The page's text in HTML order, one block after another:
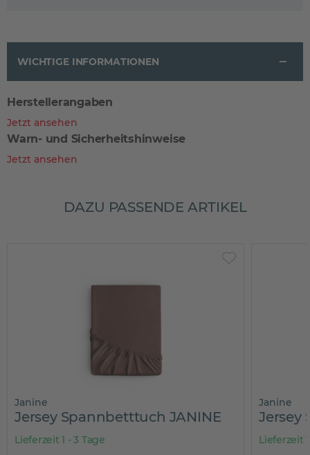
WICHTIGE INFORMATIONEN
Herstellerangaben
Jetzt ansehen
Warn- und Sicherheitshinweise
Jetzt ansehen
DAZU PASSENDE ARTIKEL
Janine
Jersey Spannbetttuch JANINE
Lieferzeit 1 - 3 Tage
Janine
Jersey
Lieferzeit